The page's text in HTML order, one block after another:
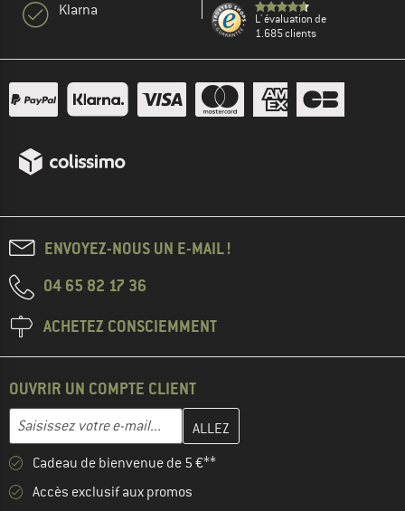
Klarna
L' évaluation de
1.685 clients
ENVOYEZ-NOUS UN E-MAIL !
04 65 82 17 36
ACHETEZ CONSCIEMMENT
OUVRIR UN COMPTE CLIENT
Adresse e-mail
Entrez votre adresse e-mail ici et créez votre compte client à la
Cadeau de bienvenue de 5 €**
Accès exclusif aux promos